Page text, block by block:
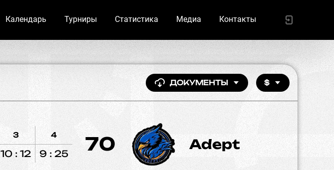
Календарь Турниры Статистика Медиа Контакты
ДОКУМЕНТЫ $
3
10 : 12
4
9 : 25
Adept
70